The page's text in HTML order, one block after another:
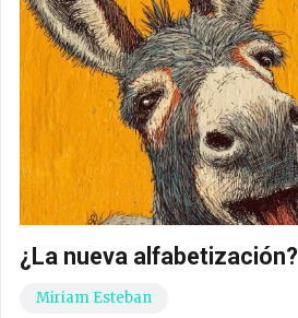
¿La nueva alfabetización?
Miriam Esteban